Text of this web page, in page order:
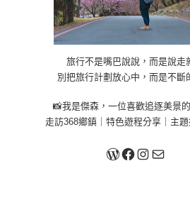
旅行不是嘴巴說說，而是說走
別把旅行計劃放心中，而是不斷
📸我是傑森，一位喜歡追逐美景
走訪368鄉鎮｜特色遊程分享｜主
關於我